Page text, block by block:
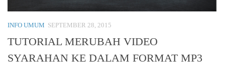
INFO UMUM SEPTEMBER 28, 2015
TUTORIAL MERUBAH VIDEO
SYARAHAN KE DALAM FORMAT MP3